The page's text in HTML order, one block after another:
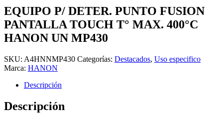
EQUIPO P/ DETER. PUNTO FUSION
PANTALLA TOUCH T° MAX. 400°C
HANON UN MP430
SKU: A4HNNMP430 Categorías: Destacados, Uso especifico
Marca: HANON
Descripción
Descripción